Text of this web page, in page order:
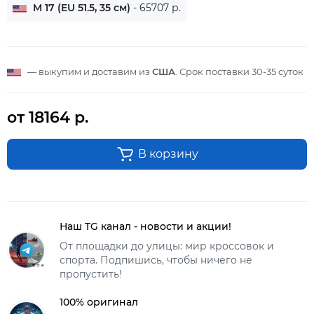
M 17 (EU 51.5, 35 см) - 65707 р.
— выкупим и доставим из США . Срок поставки 30-35 суток
от 18164 р.
В корзину
Наш TG канал - новости и акции!
От площадки до улицы: мир кроссовок и
спорта. Подпишись, чтобы ничего не
пропустить!
100% оригинал